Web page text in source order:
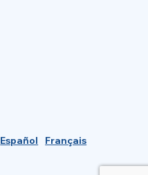
Español Français